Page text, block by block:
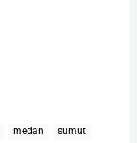
medan sumut